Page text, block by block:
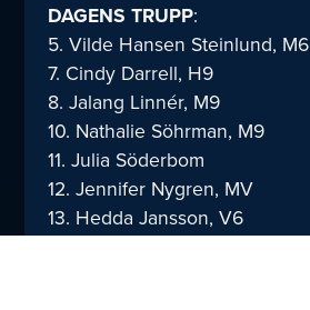
DAGENS TRUPP:
5. Vilde Hansen Steinlund, M6
7. Cindy Darrell, H9
8. Jalang Linnér, M9
10. Nathalie Söhrman, M9
11. Julia Söderbom
12. Jennifer Nygren, MV
13. Hedda Jansson, V6